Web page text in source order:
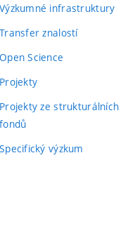
Výzkumné infrastruktury
Transfer znalostí
Open Science
Projekty
Projekty ze strukturálních
fondů
Specifický výzkum